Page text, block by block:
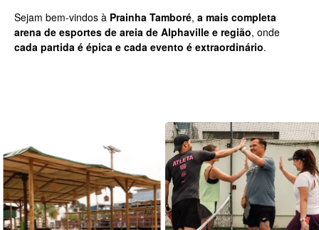
Sejam bem-vindos à Prainha Tamboré, a mais completa
arena de esportes de areia de Alphaville e região, onde
cada partida é épica e cada evento é extraordinário.